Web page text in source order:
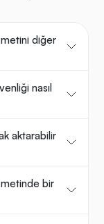
diğer
nasıl
aktarabilir
bir